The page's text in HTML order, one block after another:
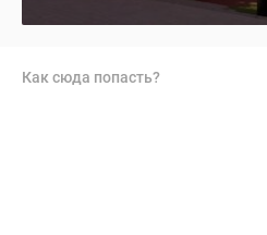
Как сюда попасть?